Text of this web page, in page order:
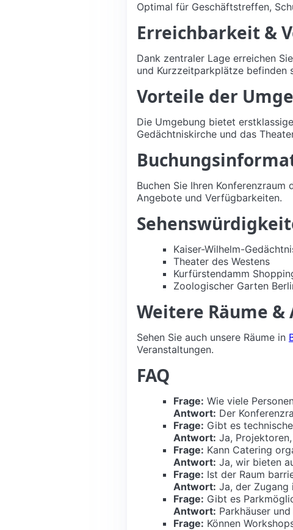
Optimal für Geschäftstreffen,
Erreichbarkeit &
Dank zentraler Lage erreichen
und Kurzzeitparkplätze befinden
Vorteile der
Die Umgebung bietet
Gedächtniskirche und das
Buchen Sie Ihren
Angebote und Verfügbarkeiten.
Kaiser-Wilhelm-
Theater des Westens
Kurfürstendamm
Zoologischer Garten
Weitere Räume &
Sehen Sie auch unsere Räume in
Veranstaltungen.
FAQ
Frage: Wie viele
Antwort: Der
Frage: Gibt es
Antwort: Ja,
Frage: Kann Catering
Antwort: Ja, wir bieten
Frage: Ist der Raum
Antwort: Ja, der
Frage: Gibt es
Antwort: Parkhäuser
Frage: Können